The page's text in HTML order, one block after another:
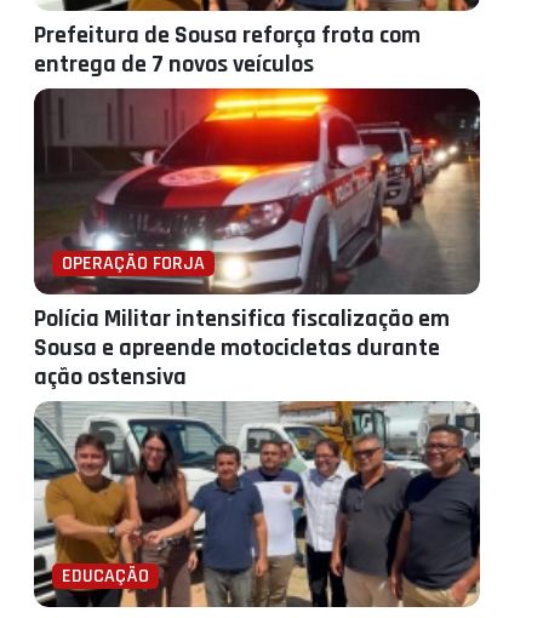
Prefeitura de Sousa reforça frota com
entrega de 7 novos veículos
OPERAÇÃO FORJA
Polícia Militar intensifica fiscalização em
Sousa e apreende motocicletas durante
ação ostensiva
EDUCAÇÃO